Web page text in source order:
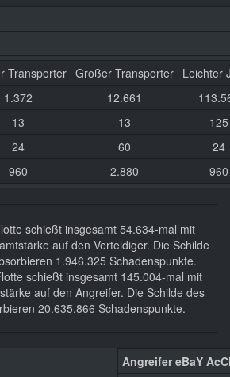
Transporter Großer Transporter Leichter
1.372 12.661
13 13
125
24 60
24
960 2.880 960
schießt insgesamt 54.634-mal mit
auf den Verteidiger. Die Schilde
1.946.325 Schadenspunkte.
schießt insgesamt 145.004-mal mit
auf den Angreifer. Die Schilde des
20.635.866 Schadenspunkte.
Angreifer eBaY